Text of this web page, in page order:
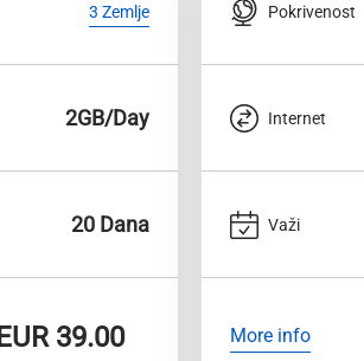
3 Zemlje
2GB/Day
20 Dana
EUR39.00
Pokrivenost
Internet
Važi
More info